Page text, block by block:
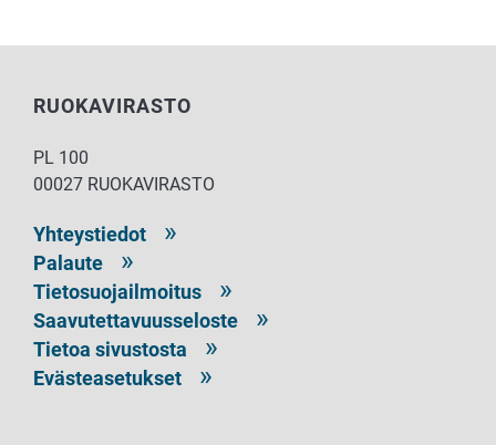
RUOKAVIRASTO
PL 100
00027 RUOKAVIRASTO
Yhteystiedot
Palaute
Tietosuojailmoitus
Saavutettavuusseloste
Tietoa sivustosta
Evästeasetukset